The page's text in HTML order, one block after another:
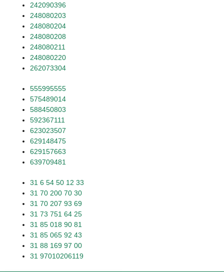
242090396
248080203
248080204
248080208
248080211
248080220
262073304
555995555
575489014
588450803
592367111
623023507
629148475
629157663
639709481
31 6 54 50 12 33
31 70 200 70 30
31 70 207 93 69
31 73 751 64 25
31 85 018 90 81
31 85 065 92 43
31 88 169 97 00
31 97010206119